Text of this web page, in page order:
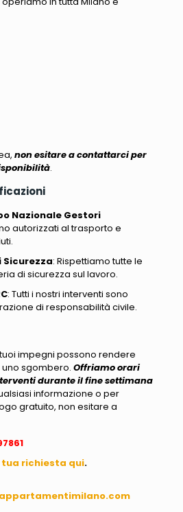
non esitare a contattarci per
.
Nazionale Gestori
autorizzati al trasporto e
: Rispettiamo tutte le
di sicurezza sul lavoro.
: Tutti i nostri interventi sono
di responsabilità civile.
impegni possono rendere
sgombero. Offriamo orari
durante il fine settimana
informazione o per
gratuito, non esitare a
tua richiesta qui.